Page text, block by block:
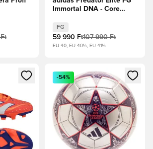
Immortal DNA - Core
Élénkpiros
FG
59 990 Ft107 990 Ft
EU 40, EU 40½, EU 41½
a bejelentkezéshez vagy a tagként
Megnyit egy modált a
-54%